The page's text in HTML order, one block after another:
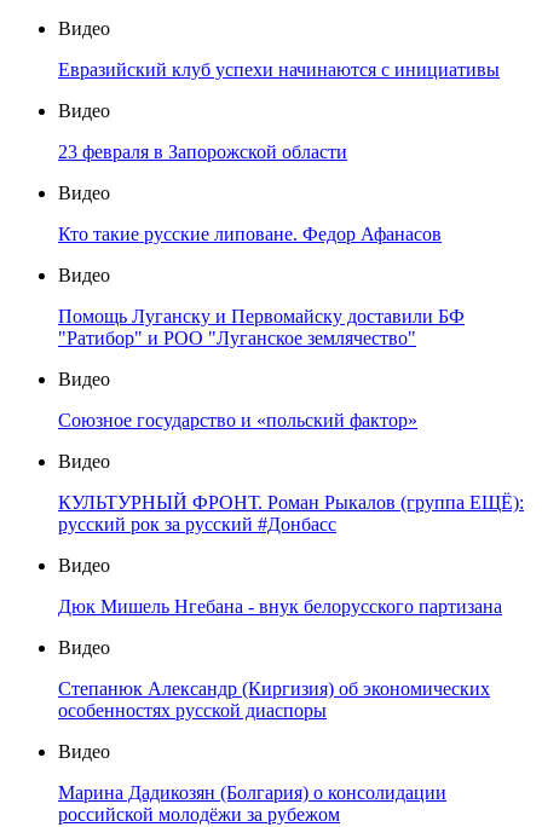
Видео
Евразийский клуб успехи начинаются с инициативы
Видео
23 февраля в Запорожской области
Видео
Кто такие русские липоване. Федор Афанасов
Видео
Помощь Луганску и Первомайску доставили БФ
"Ратибор" и РОО "Луганское землячество"
Видео
Союзное государство и «польский фактор»
Видео
КУЛЬТУРНЫЙ ФРОНТ. Роман Рыкалов (группа ЕЩЁ):
русский рок за русский #Донбасс
Видео
Дюк Мишель Нгебана - внук белорусского партизана
Видео
Степанюк Александр (Киргизия) об экономических
особенностях русской диаспоры
Видео
Марина Дадикозян (Болгария) о консолидации
российской молодёжи за рубежом